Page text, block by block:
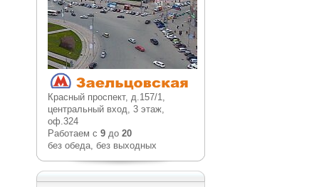
Красный проспект, д.157/1,
центральный вход, 3 этаж,
оф.324
Работаем с 9до 20
без обеда, без выходных